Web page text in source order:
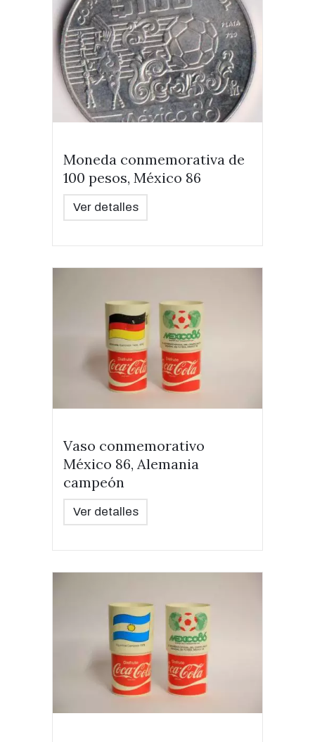
Moneda conmemorativa de
100 pesos, México 86
Ver detalles
Vaso conmemorativo
México 86, Alemania
campeón
Ver detalles